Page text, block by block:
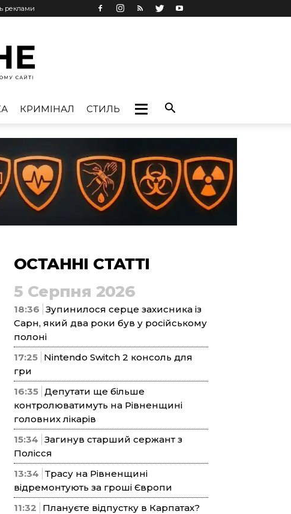
реклами
КРИМІНАЛ СТИЛЬ
ОСТАННІ СТАТТІ
5 Серпня 2026
18:36 Зупинилося серце захисника із
Сарн, який два роки був у російському
полоні
17:25 Nintendo Switch 2 консоль для
гри
16:35 Депутати ще більше
контролюватимуть на Рівненщині
головних лікарів
15:34 Загинув старший сержант з
Полісся
13:34 Трасу на Рівненщині
відремонтують за гроші Європи
11:32
Плануєте відпустку в Карпатах?